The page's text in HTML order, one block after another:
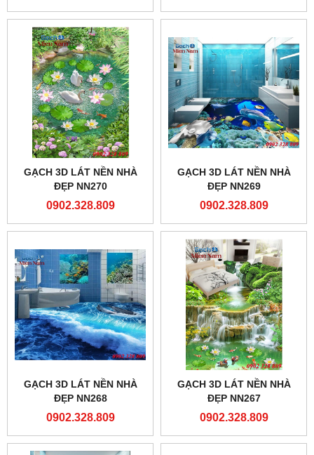
GẠCH 3D LÁT NỀN NHÀ
ĐẸP NN270
0902.328.809
GẠCH 3D LÁT NỀN NHÀ
ĐẸP NN269
0902.328.809
GẠCH 3D LÁT NỀN NHÀ
ĐẸP NN268
0902.328.809
GẠCH 3D LÁT NỀN NHÀ
ĐẸP NN267
0902.328.809